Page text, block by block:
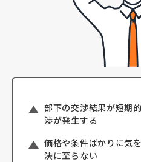
部下の交渉結果が短期
渉が発生する
価格や条件ばかりに気
決に至らない